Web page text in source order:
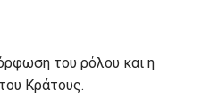
του ρόλου και η
Κράτους.